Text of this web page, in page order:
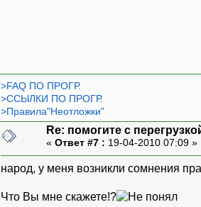
case
case
cout<<"Данные
>FAQ ПО ПРОГР.
>ССЫЛКИ ПО ПРОГР.
>Правила"Неотложки"
Re: помогите с
« Ответ #7 : 19-04-2010 07:09 »
народ, у меня возникли сомнения
Что Вы мне скажете!?